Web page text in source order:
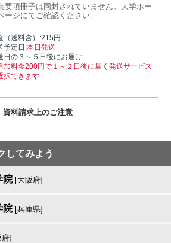
要項冊子は同封されていません。大学ホー
ージにてご確認ください。
（送料含）:215円
予定日:本日発送
日の３～５日後にお届け
料金200円で１～２日後に届く発送サービス
択できます
資料請求上のご注意
してみよう
院 [大阪府]
院 [兵庫県]
府]